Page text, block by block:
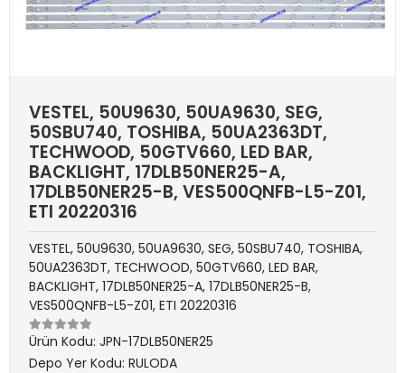
VESTEL, 50U9630, 50UA9630, SEG,
50SBU740, TOSHIBA, 50UA2363DT,
TECHWOOD, 50GTV660, LED BAR,
BACKLIGHT, 17DLB50NER25-A,
17DLB50NER25-B, VES500QNFB-L5-Z01,
ETI 20220316
VESTEL, 50U9630, 50UA9630, SEG, 50SBU740, TOSHIBA,
50UA2363DT, TECHWOOD, 50GTV660, LED BAR,
BACKLIGHT, 17DLB50NER25-A, 17DLB50NER25-B,
VES500QNFB-L5-Z01, ETI 20220316
Ürün Kodu: JPN-17DLB50NER25
Depo Yer Kodu: RULODA